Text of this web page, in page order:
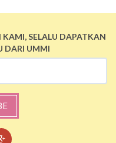
SELALU DAPATKAN
DARI UMMI